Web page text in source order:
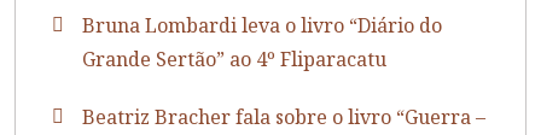
Bruna Lombardi leva o livro “Diário do
Grande Sertão” ao 4º Fliparacatu
Beatriz Bracher fala sobre o livro “Guerra –